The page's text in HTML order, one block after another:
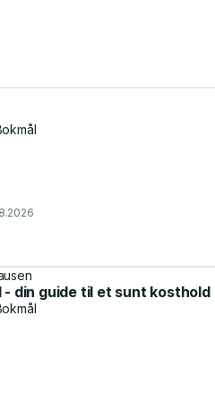
din guide til et sunt kosthold